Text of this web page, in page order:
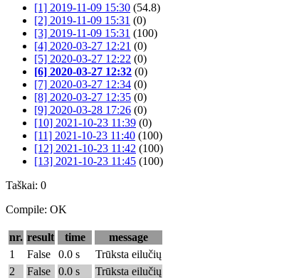
[1] 2019-11-09 15:30 (54.8)
[2] 2019-11-09 15:31 (0)
[3] 2019-11-09 15:31 (100)
[4] 2020-03-27 12:21 (0)
[5] 2020-03-27 12:22 (0)
[6] 2020-03-27 12:32 (0)
[7] 2020-03-27 12:34 (0)
[8] 2020-03-27 12:35 (0)
[9] 2020-03-28 17:26 (0)
[10] 2021-10-23 11:39 (0)
[11] 2021-10-23 11:40 (100)
[12] 2021-10-23 11:42 (100)
[13] 2021-10-23 11:45 (100)
Taškai: 0
Compile: OK
nr. result time
message
1
False 0.0 s
Trūksta eilučių
2
False 0.0 s
Trūksta eilučių